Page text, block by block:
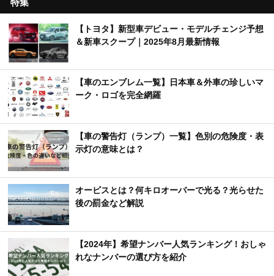
【トヨタ】新型車デビュー・モデルチェンジ予想
＆新車スクープ｜2025年8月最新情報
【車のエンブレム一覧】日本車＆外車の珍しいマ
ーク・ロゴを完全網羅
【車の警告灯（ランプ）一覧】色別の危険度・表
示灯の意味とは？
オービスとは？何キロオーバーで光る？光らせた
後の罰金など解説
【2024年】希望ナンバー人気ランキング！おしゃ
れなナンバーの選び方を紹介